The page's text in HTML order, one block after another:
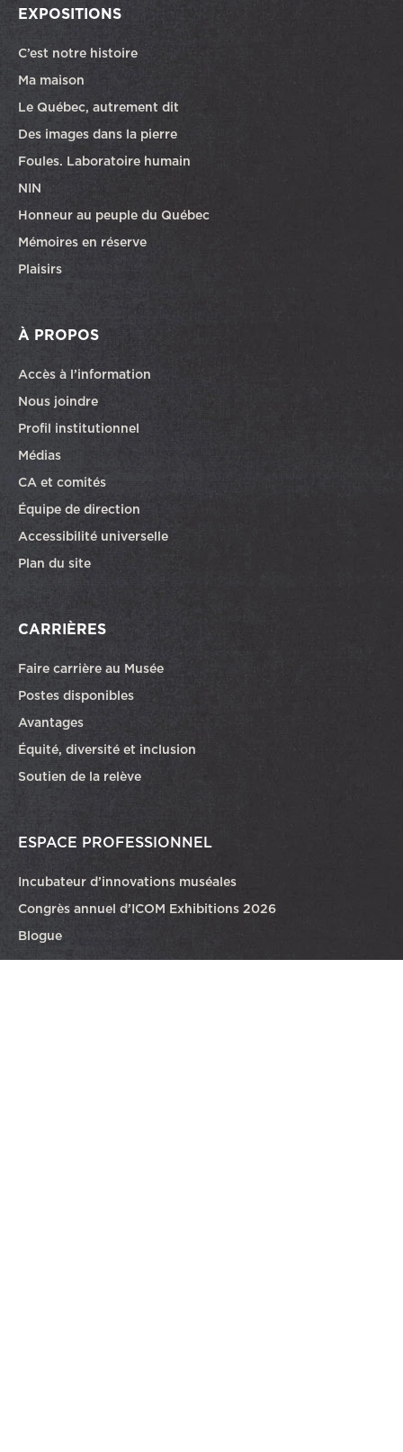
EXPOSITIONS
C’est notre histoire
Ma maison
Le Québec, autrement dit
Des images dans la pierre
Foules. Laboratoire humain
NIN
Honneur au peuple du Québec
Mémoires en réserve
Plaisirs
À PROPOS
Accès à l’information
Nous joindre
Profil institutionnel
Médias
CA et comités
Équipe de direction
Accessibilité universelle
Plan du site
CARRIÈRES
Faire carrière au Musée
Postes disponiblesCe lien ouvrira dans une autre fenêtre
Avantages
Équité, diversité et inclusion
Soutien de la relève
ESPACE PROFESSIONNEL
Incubateur d’innovations muséales
Congrès annuel d’ICOM Exhibitions 2026
Blogue